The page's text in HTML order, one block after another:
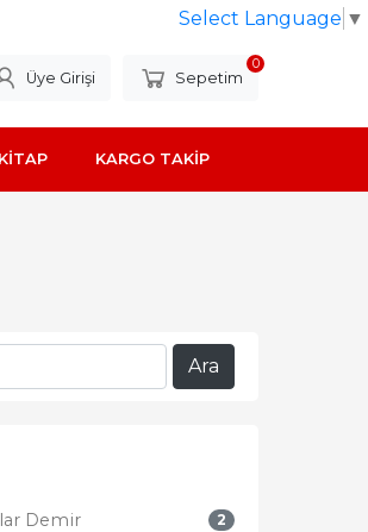
Üye Girişi Sepetim
0
KARGO TAKİP
Demir 2
Select Language ▼